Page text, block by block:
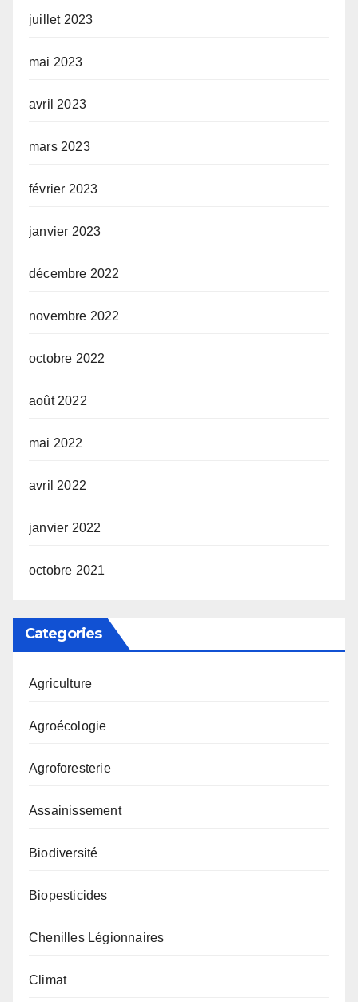
juillet 2023
mai 2023
avril 2023
mars 2023
février 2023
janvier 2023
décembre 2022
novembre 2022
octobre 2022
août 2022
mai 2022
avril 2022
janvier 2022
octobre 2021
Categories
Agriculture
Agroécologie
Agroforesterie
Assainissement
Biodiversité
Biopesticides
Chenilles Légionnaires
Climat